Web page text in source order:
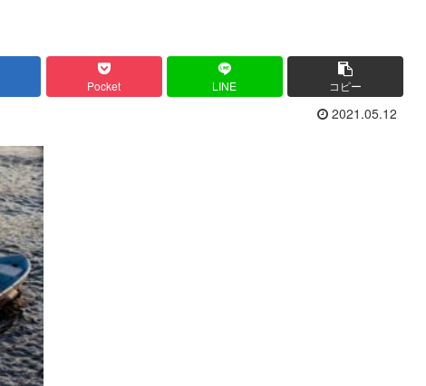
Pocket LINE コピー
2021.05.12